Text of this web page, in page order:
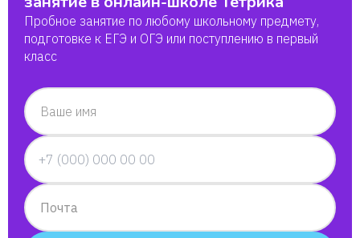
Пробное занятие по любому школьному предмету,
подготовке к ЕГЭ и ОГЭ или поступлению в первый
класс
Ваше имя
Почта